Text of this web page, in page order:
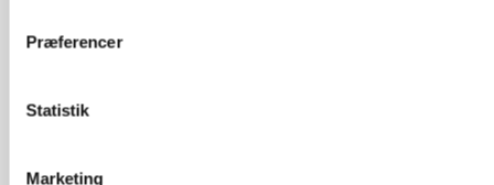
Præferencer
Statistik
Marketing